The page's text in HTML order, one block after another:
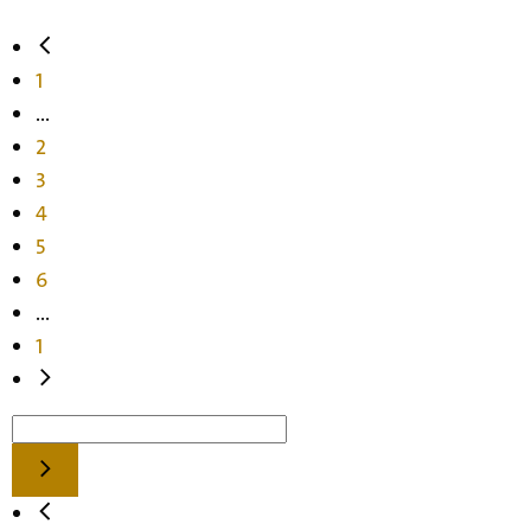
1
...
2
3
4
5
6
...
1